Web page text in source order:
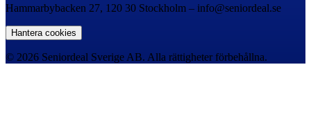
Hammarbybacken 27, 120 30 Stockholm – info@seniordeal.se
Hantera cookies
© 2026 Seniordeal Sverige AB. Alla rättigheter förbehållna.